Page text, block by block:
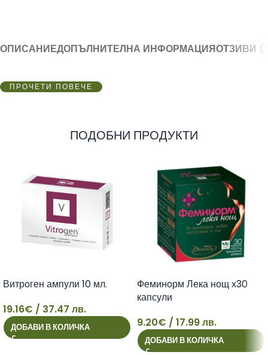
ОПИСАНИЕДОПЪЛНИТЕЛНА ИНФОРМАЦИЯОТЗИВИ
ПРОЧЕТИ ПОВЕЧЕ
ПОДОБНИ ПРОДУКТИ
19
Витроген ампули 10 мл.
19.16€ / 37.47 лв.
ДОБАВИ В КОЛИЧКА 9
Феминорм Лека нощ х30
капсули
9.20€ / 17.99 лв.
ДОБАВИ В КОЛИЧКА